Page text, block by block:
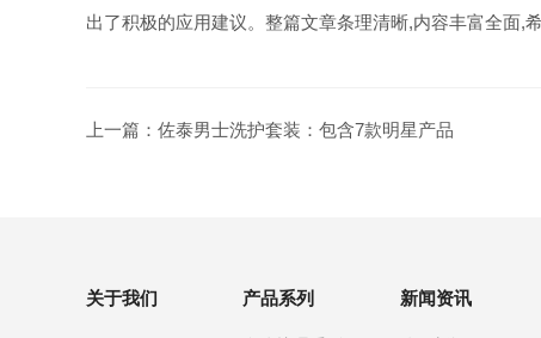
出了积极的应用建议。整篇文章条理清晰,内容丰富全面,
上一篇： 佐泰男士洗护套装：包含7款明星产品
关于我们 产品系列 新闻资讯